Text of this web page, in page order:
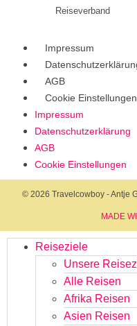
Reiseverband
Impressum
AGB
Cookie Einstellungen
Impressum
Datenschutzerklärung
AGB
Cookie Einstellungen
© 2026 Travelcowboy - Antje
MADE
Reiseziele
Unsere
Alle Reisen
Afrika Reisen
Asien Reisen